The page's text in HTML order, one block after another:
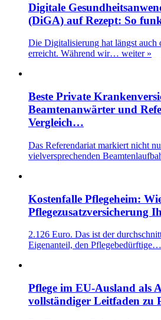
Digitale
(DiGA) auf Rezept: So
Die Digitalisierung hat längst auch
erreicht. Während wir… weiter »
Beste Private
Beamtenanwärter und
Vergleich…
Das Referendariat markiert nicht
vielversprechenden
Kostenfalle Pflegeheim:
Pflegezusatzversicherung
2.126 Euro. Das ist der
Eigenanteil, den Pflegebedürftige…
Pflege im EU-Ausland als
vollständiger Leitfaden zu